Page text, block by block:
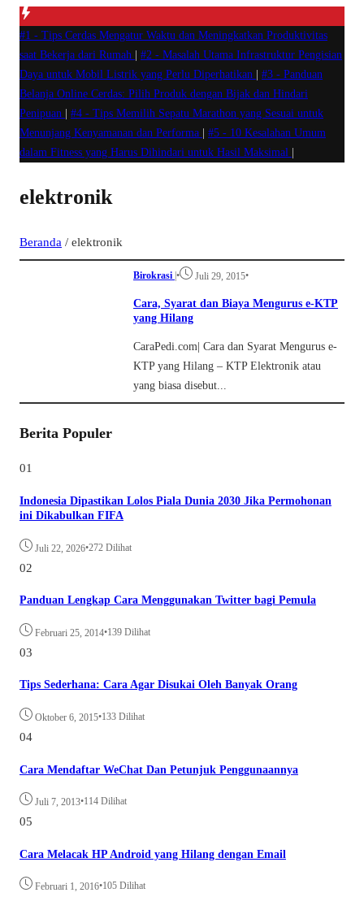
#1 - Tips Cerdas Mengatur Waktu dan Meningkatkan Produktivitas
saat Bekerja dari Rumah
#2 - Masalah Utama Infrastruktur Pengisian
Daya untuk Mobil Listrik yang Perlu Diperhatikan
#3 - Panduan
Belanja Online Cerdas: Pilih Produk dengan Bijak dan Hindari
Penipuan
#4 - Tips Memilih Sepatu Marathon yang Sesuai untuk
Menunjang Kenyamanan dan Performa
#5 - 10 Kesalahan Umum
dalam Fitness yang Harus Dihindari untuk Hasil Maksimal
elektronik
Beranda / elektronik
Birokrasi • Juli 29, 2015•
Cara, Syarat dan Biaya Mengurus e-KTP
yang Hilang
CaraPedi.com| Cara dan Syarat Mengurus e-
KTP yang Hilang – KTP Elektronik atau
yang biasa disebut...
Berita Populer
01
Indonesia Dipastikan Lolos Piala Dunia 2030 Jika Permohonan
ini Dikabulkan FIFA
Juli 22, 2026•272 Dilihat
02
Panduan Lengkap Cara Menggunakan Twitter bagi Pemula
Februari 25, 2014•139 Dilihat
03
Tips Sederhana: Cara Agar Disukai Oleh Banyak Orang
Oktober 6, 2015•133 Dilihat
04
Cara Mendaftar WeChat Dan Petunjuk Penggunaannya
Juli 7, 2013•114 Dilihat
05
Cara Melacak HP Android yang Hilang dengan Email
Februari 1, 2016•105 Dilihat